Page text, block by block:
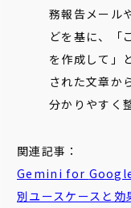
務報告メール
どを基に、「
を作成して」
された文章か
分かりやすく
関連記事：
Gemini for
別ユースケースと効